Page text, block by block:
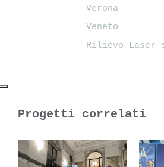
Verona
Veneto
Rilievo Laser
Progetti correlati